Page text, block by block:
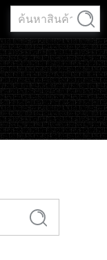
ค้นหา: ค้นหา
ค้นหา